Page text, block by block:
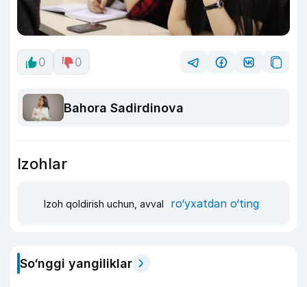
0 0
Bahora Sadirdinova
Izohlar
Izoh qoldirish uchun, avval ro‘yxatdan o‘ting
So‘nggi yangiliklar